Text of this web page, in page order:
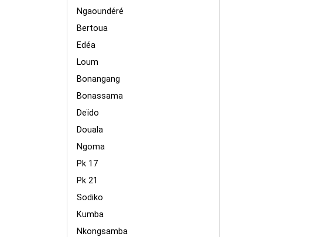
Ngaoundéré
Bertoua
Edéa
Loum
Bonangang
Bonassama
Deïdo
Douala
Ngoma
Pk 17
Pk 21
Sodiko
Kumba
Nkongsamba